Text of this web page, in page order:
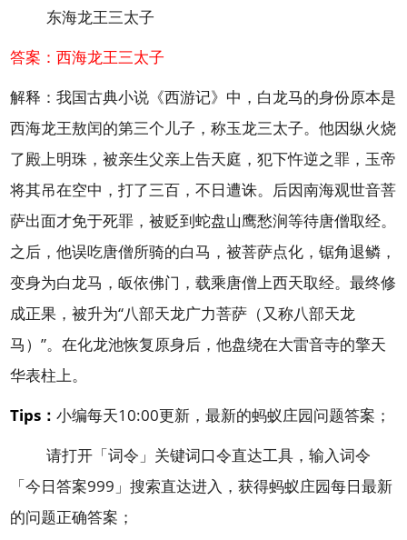
东海龙王三太子
答案：西海龙王三太子
解释：我国古典小说《西游记》中，白龙马的身份原本是
西海龙王敖闰的第三个儿子，称玉龙三太子。他因纵火烧
了殿上明珠，被亲生父亲上告天庭，犯下忤逆之罪，玉帝
将其吊在空中，打了三百，不日遭诛。后因南海观世音菩
萨出面才免于死罪，被贬到蛇盘山鹰愁涧等待唐僧取经。
之后，他误吃唐僧所骑的白马，被菩萨点化，锯角退鳞，
变身为白龙马，皈依佛门，载乘唐僧上西天取经。最终修
成正果，被升为“八部天龙广力菩萨（又称八部天龙
马）”。在化龙池恢复原身后，他盘绕在大雷音寺的擎天
华表柱上。
Tips：小编每天10:00更新，最新的蚂蚁庄园问题答案；
请打开「词令 」关键词口令直达工具，输入词令
「今日答案999 」搜索直达进入，获得蚂蚁庄园每日最新
的问题正确答案；